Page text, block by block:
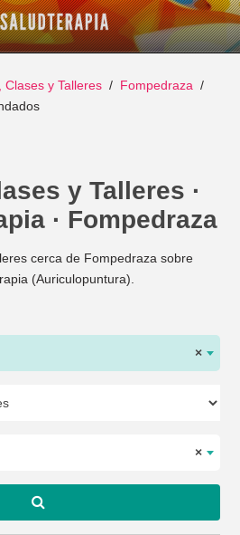
Clases y Talleres
Fompedraza
y Talleres ·
· Fompedraza
cerca de Fompedraza sobre
(Auriculopuntura).
×
×